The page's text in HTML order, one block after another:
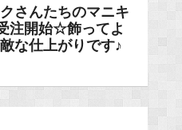
さんたちのマニキ
注開始☆飾ってよ
な仕上がりです♪